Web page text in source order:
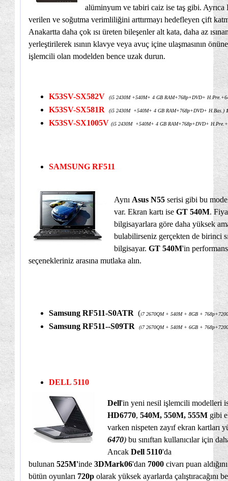
alüminyum ve tabiri caiz ise taş gibi. Ayrıca
verilen ve soğutma verimliliğini arttırmayı hedefleyen çift
Anakartta daha çok ısı üreten bileşenler alt kata, daha az
yerleştirilerek ısının klavye veya avuç içine ulaşmasının
işlemcili olan modelden bence uzak durun.
K53SV-SX582V (i5 2430M +540M+ 4 GB RAM+768p+DVD+
K53SV-SX581R (i5 2430M +540M+ 4 GB RAM+768p+DVD+ H.Bas.)
K53SV-SX1005V (i5 2430M +540M+ 4 GB RAM+768p+DVD+
SAMSUNG RF511
Aynı Asus N55 serisi gibi bu
var. Ekran kartı ise GT 540M.
bilgisayarlara göre daha yüksek
bulabilirseniz gerçekten de birinci
bilgisayar. GT 540M'in
seçenekleriniz arasına mutlaka alın.
Samsung RF511-S0ATR (i7 2670QM + 540M + 8GB +
Samsung RF511--S09TR (i72670QM + 540M + 6GB + 768p
DELL 5110
Dell'in yeni nesil işlemcili modelleri
HD6770, 540M, 550M, 555M gibi
varken nispeten zayıf ekran kartları
6470) bu sınıftan kullanıcılar için
Ancak Dell 5110'da
bulunan 525M'inde 3DMark06'dan 7000 civarı puan
bütün oyunları 720p olarak yüksek ayarlarda çalıştıracağını